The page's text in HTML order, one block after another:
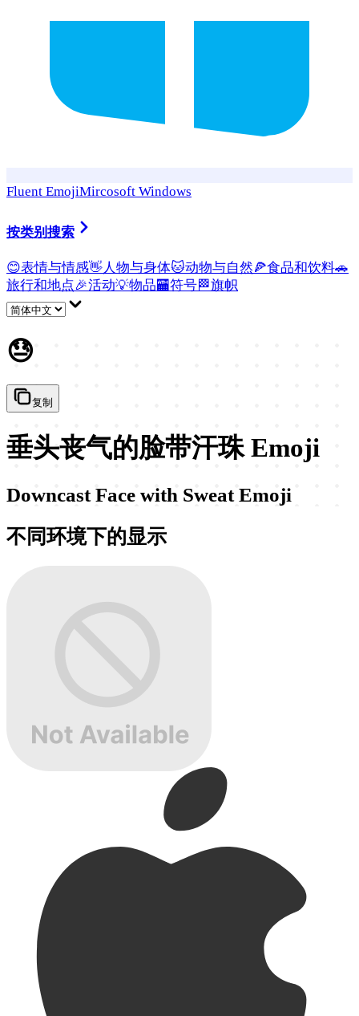
Fluent EmojiMircosoft Windows
按类别搜索
😊表情与情感👋 人物与身体🐱动物与自然🍕食品和饮料🚗
旅行和地点🎉活动💡物品🏧符号🏁旗帜
😓
复制
垂头丧气的脸带汗珠 Emoji
Downcast Face with Sweat Emoji
不同环境下的显示